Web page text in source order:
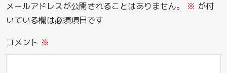
メールアドレスが公開されることはありません。 ※ が付
いている欄は必須項目です
コメント ※